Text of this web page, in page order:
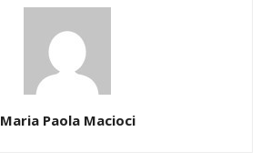
Maria Paola Macioci